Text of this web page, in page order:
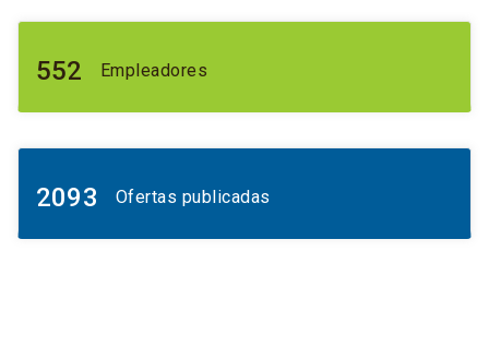
552 Empleadores
2093 Ofertas publicadas